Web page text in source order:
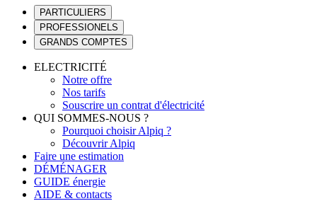
PARTICULIERS
PROFESSIONELS
GRANDS COMPTES
ELECTRICITÉ
Notre offre
Nos tarifs
Souscrire un contrat d'électricité
QUI SOMMES-NOUS ?
Pourquoi choisir Alpiq ?
Découvrir Alpiq
Faire une estimation
DÉMÉNAGER
GUIDE énergie
AIDE & contacts